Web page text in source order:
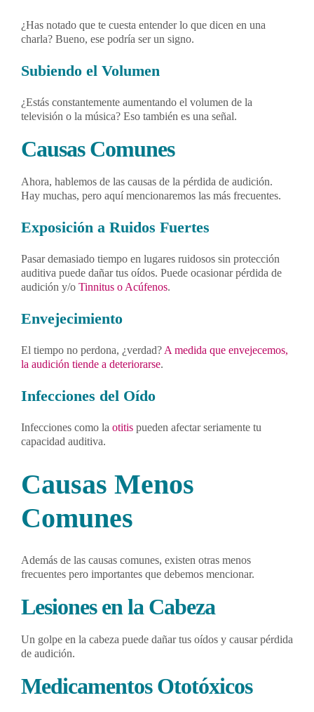
¿Has notado que te cuesta entender lo que dicen en una
charla? Bueno, ese podría ser un signo.
Subiendo el Volumen
¿Estás constantemente aumentando el volumen de la
televisión o la música? Eso también es una señal.
Causas Comunes
Ahora, hablemos de las causas de la pérdida de audición.
Hay muchas, pero aquí mencionaremos las más frecuentes.
Exposición a Ruidos Fuertes
Pasar demasiado tiempo en lugares ruidosos sin protección
auditiva puede dañar tus oídos. Puede ocasionar pérdida de
audición y/o Tinnitus o Acúfenos.
Envejecimiento
El tiempo no perdona, ¿verdad? A medida que envejecemos,
la audición tiende a deteriorarse.
Infecciones del Oído
Infecciones como la otitis pueden afectar seriamente tu
capacidad auditiva.
Causas Menos
Comunes
Además de las causas comunes, existen otras menos
frecuentes pero importantes que debemos mencionar.
Lesiones en la Cabeza
Un golpe en la cabeza puede dañar tus oídos y causar pérdida
de audición.
Medicamentos Ototóxicos